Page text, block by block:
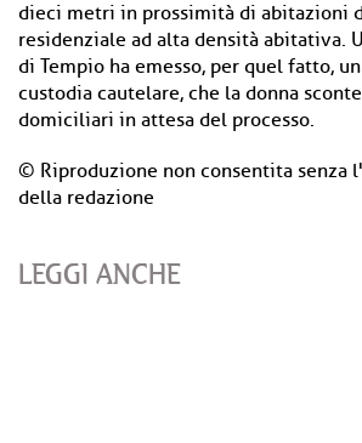
dieci metri in prossimità di abitazioni
residenziale ad alta densità abitativa.
di Tempio ha emesso, per quel fatto,
custodia cautelare, che la donna
domiciliari in attesa del processo.
© Riproduzione non consentita senza
della redazione
LEGGI ANCHE